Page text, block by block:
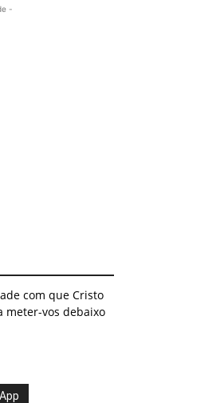
-
com que Cristo
meter-vos debaixo